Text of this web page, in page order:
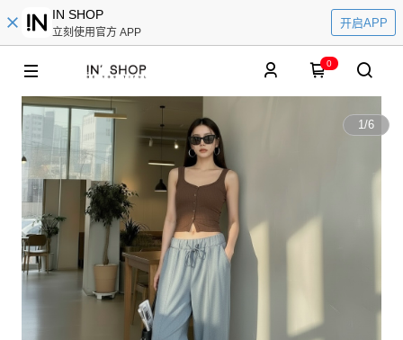
IN SHOP
立刻使用官方 APP
开启APP
0
1/6